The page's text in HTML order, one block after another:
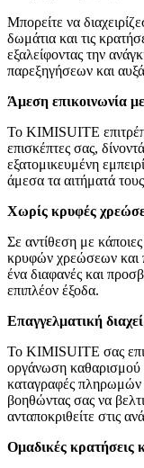
Μπορείτε να
δωμάτια και τις
εξαλείφοντας την
παρεξηγήσεων και
Άμεση επικοινωνία
Το KIMISUITE
επισκέπτες σας,
εξατομικευμένη
άμεσα τα αιτήματά
Χωρίς κρυφές
Σε αντίθεση με
κρυφών χρεώσεων και
ένα διαφανές και
επιπλέον έξοδα.
Επαγγελματική
Το KIMISUITE σας
οργάνωση καθαρισμού
καταγραφές πληρωμών
βοηθώντας σας να
ανταποκριθείτε στις
Ομαδικές κρατήσεις